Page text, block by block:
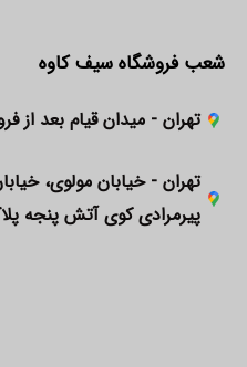
شعب فروشگاه سیف کاوه
تهران - میدان قیام بعد از
تهران - خیابان مولوی،
پیرمرادی کوی آتش پنجه پلاک